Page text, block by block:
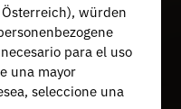
würden
para el uso
una mayor
seleccione una